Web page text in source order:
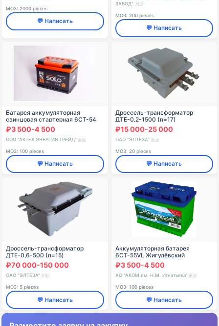
МОЗ: 2000 pieces
💬 Написать
ЗАВОД" 🇷🇺
МОЗ: 200 pieces
💬 Написать
Батарея аккумуляторная
свинцовая стартерная 6СТ-54
NC(N), L, LY, VL, EFB
₽3 500-4 500
ООО "АКТЕХ ЭНЕРГИЯ ТРЕЙД" 🇷🇺
МОЗ: 100 pieces
💬 Написать
Дроссель-трансформатор
ДТЕ-0,2-1500 (n=17)
₽15 000-25 000
ОАО "ЭЛТЕЗА" 🇷🇺
МОЗ: 20 pieces
💬 Написать
Дроссель-трансформатор
ДТЕ-0,6-500 (n=15)
₽70 000-150 000
ОАО "ЭЛТЕЗА" 🇷🇺
МОЗ: 5 pieces
💬 Написать
Аккумуляторная батарея
6СТ-55VL Жигулёвский
аккумулятор
₽3 500-4 500
АО "АКОМ им. Н.М. Игнатьева" 🇷🇺
МОЗ: 100 pieces
💬 Написать